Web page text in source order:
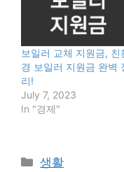
보일러 교체 지원금, 친
경 보일러 지원금 완벽
리!
July 7, 2023
In "경제"
Categories
생활